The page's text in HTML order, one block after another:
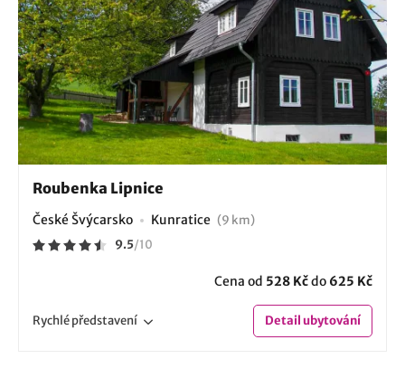
Roubenka Lipnice
České Švýcarsko Kunratice (9 km)
9.5/10
Cena od 528 Kčdo 625 Kč
Rychlépředstavení Detailubytování